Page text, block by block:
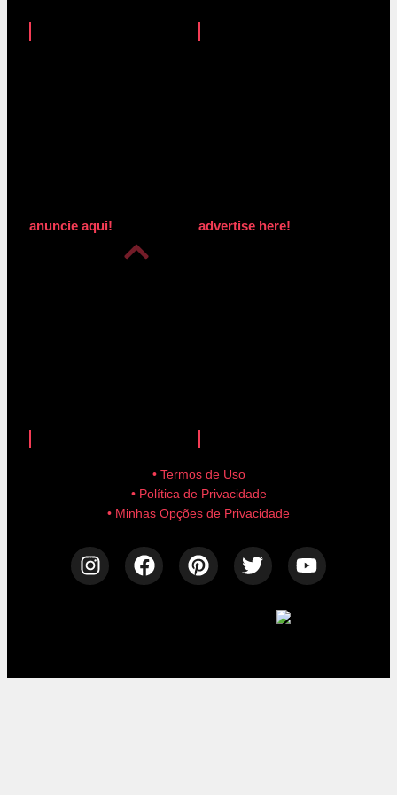
anuncie aqui! advertise here!
• Termos de Uso
• Política de Privacidade
• Minhas Opções de Privacidade